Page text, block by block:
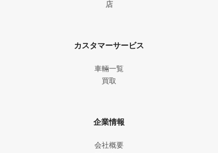
店
カスタマーサービス
車輛一覧
買取
企業情報
会社概要